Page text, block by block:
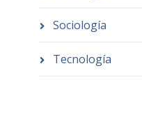
Sociología
Tecnología